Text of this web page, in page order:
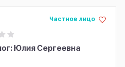
Юлия Сергеевна
Частное лицо